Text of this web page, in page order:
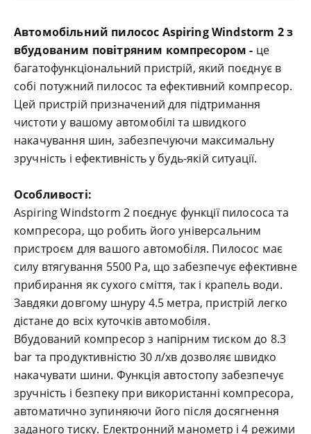
Автомобільний пилосос Aspiring Windstorm 2 з
вбудованим повітряним компресором - це
багатофункціональний пристрій, який поєднує в
собі потужний пилосос та ефективний компресор.
Цей пристрій призначений для підтримання
чистоти у вашому автомобілі та швидкого
накачування шин, забезпечуючи максимальну
зручність і ефективність у будь-якій ситуації.
Особливості:
Aspiring Windstorm 2 поєднує функції пилососа та
компресора, що робить його універсальним
пристроєм для вашого автомобіля. Пилосос має
силу втягування 5500 Pa, що забезпечує ефективне
прибирання як сухого сміття, так і крапель води.
Завдяки довгому шнуру 4.5 метра, пристрій легко
дістане до всіх куточків автомобіля.
Вбудований компресор з напірним тиском до 8.3
bar та продуктивністю 30 л/хв дозволяє швидко
накачувати шини. Функція автостопу забезпечує
зручність і безпеку при використанні компресора,
автоматично зупиняючи його після досягнення
заданого тиску. Електронний манометр і 4 режими